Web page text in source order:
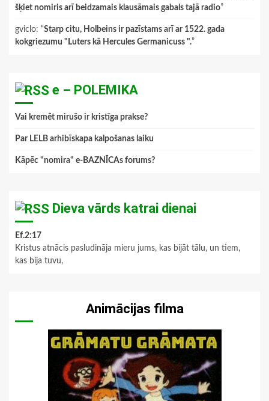
šķiet nomiris arī beidzamais klausāmais gabals tajā radio”
gviclo: “Starp citu, Holbeins ir pazīstams arī ar 1522. gada
kokgriezumu "Luters kā Hercules Germanicuss ".”
e – POLEMIKA
Vai kremēt mirušo ir kristīga prakse?
Par LELB arhibīskapa kalpošanas laiku
Kāpēc "nomira" e-BAZNĪCAs forums?
Dieva vārds katrai dienai
Ef.2:17
Kristus atnācis pasludināja mieru jums, kas bijāt tālu, un tiem,
kas bija tuvu,
Animācijas filma